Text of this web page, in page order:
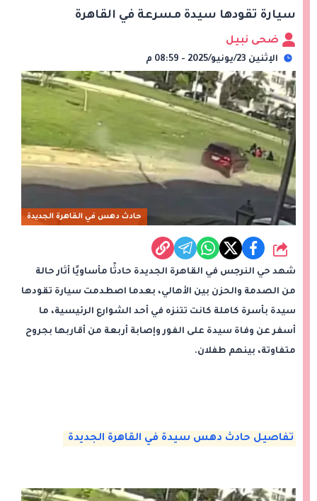
سيارة تقودها سيدة مسرعة في القاهرة
ضحى نبيل
الإثنين 23/يونيو/2025 - 08:59 م
حادث دهس في القاهرة الجديدة
شارك
شهد حي النرجس في القاهرة الجديدة حادثًا مأساويًا أثار حالة
من الصدمة والحزن بين الأهالي، بعدما اصطدمت سيارة تقودها
سيدة بأسرة كاملة كانت تتنزه في أحد الشوارع الرئيسية، ما
أسفر عن وفاة سيدة على الفور وإصابة أربعة من أقاربها بجروح
متفاوتة، بينهم طفلان.
تفاصيل حادث دهس سيدة في القاهرة الجديدة